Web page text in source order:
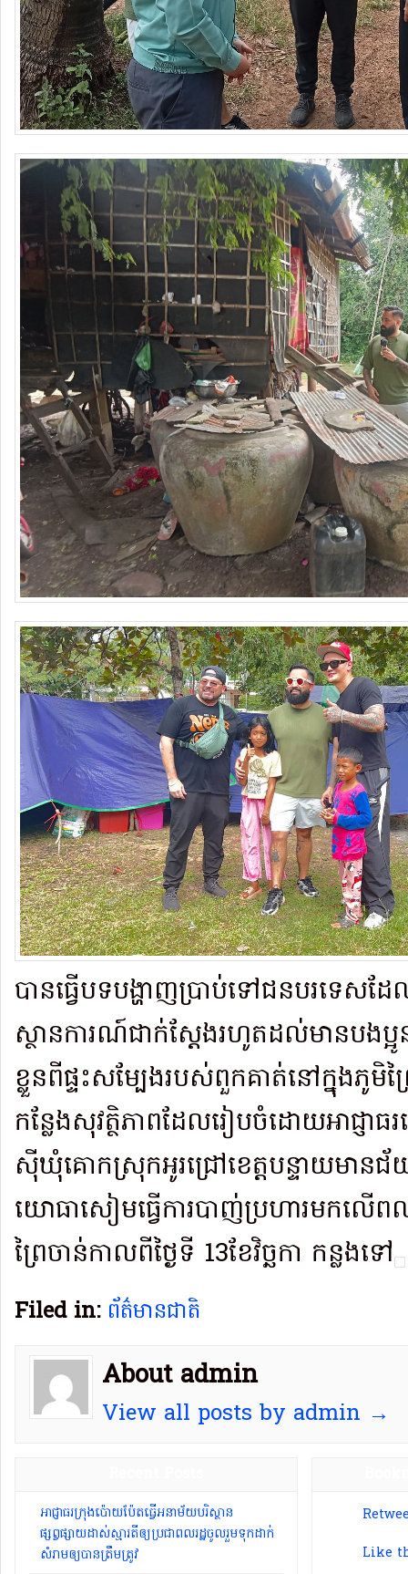
បានធ្វើបទបង្ហាញប្រាប់ទៅជនបរទេស
ស្ថានការណ៍ជាក់ស្ដែងរហូតដល់មានបងប្អូ
ខ្លួនពីផ្ទះសម្បែងរបស់ពួកគាត់នៅក្នុងភូមិ
កន្លែងសុវត្ថិភាពដែលរៀបចំដោយអាជ្ញាធរខ
ស៊ីឃុំគោកស្រុកអូរជ្រៅខេត្តបន្ទាយមាន
យោធាសៀមធ្វើការបាញ់ប្រហារមកលើពល
ព្រៃចាន់កាលពីថ្ងៃទី 13ខែវិច្ឆកា កន្លងទៅ
Filed in: ព័ត៌មានជាតិ
About admin
View all posts by admin →
អាជ្ញាធរ​ក្រុង​ប៉ោយប៉ែ​ត​ធ្វើ​អនាម័យ​បរិស្ថាន
ផ្សព្វផ្សាយ​ដាស់​ស្មារតី​ឲ្យ​ប្រជាពលរដ្ឋ​ចូលរួម​ទុកដាក់​
សំរាម​ឲ្យបាន​ត្រឹមត្រូវ​
Like